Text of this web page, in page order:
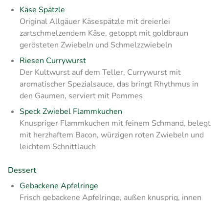
Käse Spätzle
Original Allgäuer Käsespätzle mit dreierlei
zartschmelzendem Käse, getoppt mit goldbraun
gerösteten Zwiebeln und Schmelzzwiebeln
Riesen Currywurst
Der Kultwurst auf dem Teller, Currywurst mit
aromatischer Spezialsauce, das bringt Rhythmus in
den Gaumen, serviert mit Pommes
Speck Zwiebel Flammkuchen
Knuspriger Flammkuchen mit feinem Schmand, belegt
mit herzhaftem Bacon, würzigen roten Zwiebeln und
leichtem Schnittlauch
Dessert
Gebackene Apfelringe
Frisch gebackene Apfelringe, außen knusprig, innen